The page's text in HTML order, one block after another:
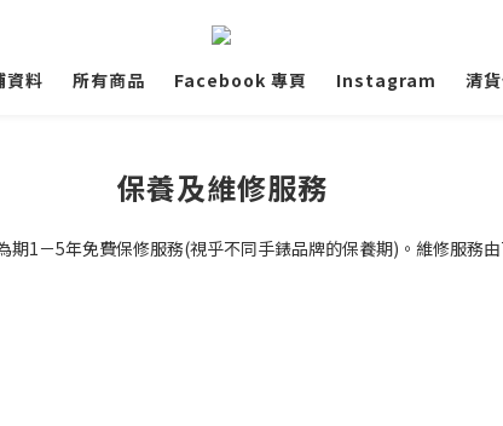
資料 所有商品 Facebook 專頁 Instagram 清
保養及維修服務
1－5年免費保修服務(視乎不同手錶品牌的保養期)。維修服務